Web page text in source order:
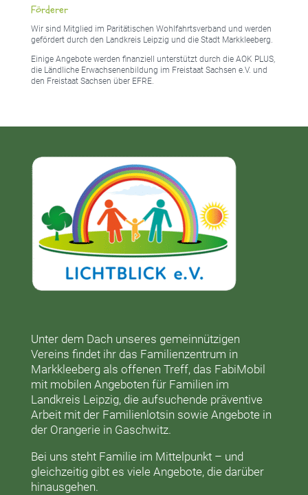
Förderer
Wir sind Mitglied im Paritätischen Wohlfahrtsverband und werden
gefördert durch den Landkreis Leipzig und die Stadt Markkleeberg.
Einige Angebote werden finanziell unterstützt durch die AOK PLUS,
die Ländliche Erwachsenenbildung im Freistaat Sachsen e.V. und
den Freistaat Sachsen über EFRE.
Unter dem Dach unseres gemeinnützigen
Vereins findet ihr das Familienzentrum in
Markkleebergals offenen Treff, das FabiMobil
mit mobilen Angeboten für Familien im
Landkreis Leipzig, die aufsuchende präventive
Arbeit mit der Familienlotsin sowie Angebote in
der Orangeriein Gaschwitz.
Bei uns steht Familie im Mittelpunkt – und
gleichzeitig gibt es viele Angebote, die darüber
hinausgehen.